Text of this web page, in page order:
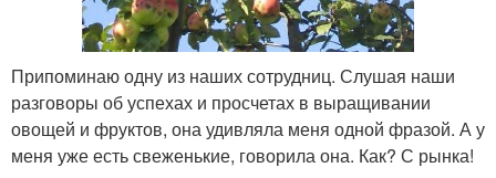
Припоминаю одну из наших сотрудниц. Слушая наши
разговоры об успехах и просчетах в выращивании
овощей и фруктов, она удивляла меня одной фразой. А у
меня уже есть свеженькие, говорила она. Как? С рынка!